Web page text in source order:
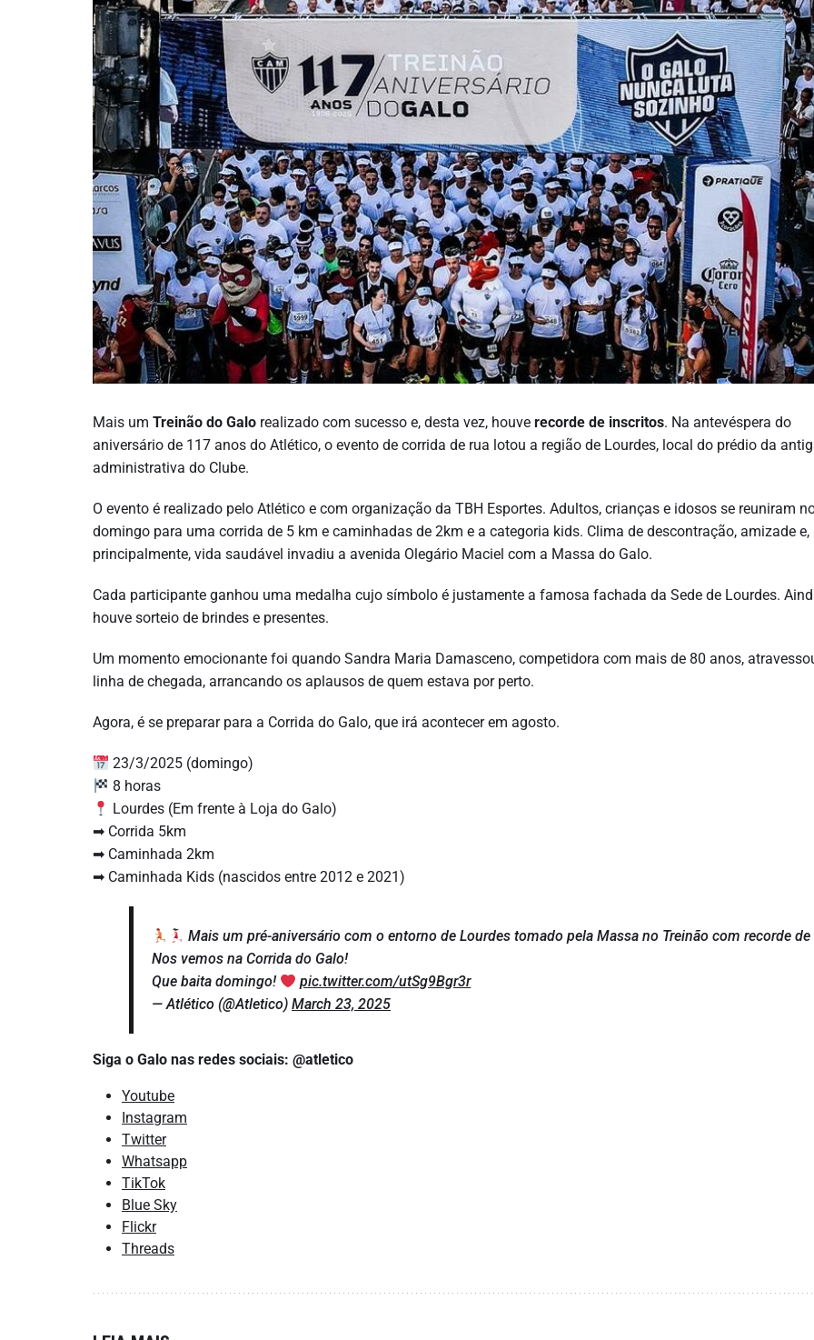
Mais um Treinão do Galo realizado com sucesso e, desta vez, houve recorde de inscritos. Na antevéspera do
aniversário de 117 anos do Atlético, o evento de corrida de rua lotou a região de Lourdes, local do prédio da
administrativa do Clube.
O evento é realizado pelo Atlético e com organização da TBH Esportes. Adultos, crianças e idosos se reuniram
domingo para uma corrida de 5 km e caminhadas de 2km e a categoria kids. Clima de descontração, amizade e,
principalmente, vida saudável invadiu a avenida Olegário Maciel com a Massa do Galo.
Cada participante ganhou uma medalha cujo símbolo é justamente a famosa fachada da Sede de Lourdes.
houve sorteio de brindes e presentes.
Um momento emocionante foi quando Sandra Maria Damasceno, competidora com mais de 80 anos,
linha de chegada, arrancando os aplausos de quem estava por perto.
Agora, é se preparar para a Corrida do Galo, que irá acontecer em agosto.
23/3/2025 (domingo)
8 horas
Lourdes (Em frente à Loja do Galo)
➡ Corrida 5km
➡ Caminhada 2km
➡ Caminhada Kids (nascidos entre 2012 e 2021)
Mais um pré-aniversário com o entorno de Lourdes tomado pela Massa no Treinão com recorde
Nos vemos na Corrida do Galo!
Que baita domingo!
pic.twitter.com/utSg9Bgr3r
— Atlético (@Atletico) March 23, 2025
Siga o Galo nas redes sociais: @atletico
Youtube
Instagram
Twitter
Whatsapp
TikTok
Blue Sky
Flickr
Threads